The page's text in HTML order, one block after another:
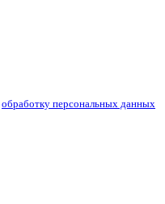
обработку персональных данных